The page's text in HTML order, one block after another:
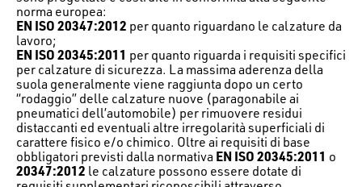
norma europea:
EN ISO 20347:2012 per quanto riguardano le calzature da
lavoro;
EN ISO 20345:2011 per quanto riguarda i requisiti specifici
per calzature di sicurezza. La massima aderenza della
suola generalmente viene raggiunta dopo un certo
“rodaggio” delle calzature nuove (paragonabile ai
pneumatici dell’automobile) per rimuovere residui
distaccanti ed eventuali altre irregolarità superficiali di
carattere fisico e/o chimico. Oltre ai requisiti di base
obbligatori previsti dalla normativa EN ISO 20345:2011 o
20347:2012 le calzature possono essere dotate di